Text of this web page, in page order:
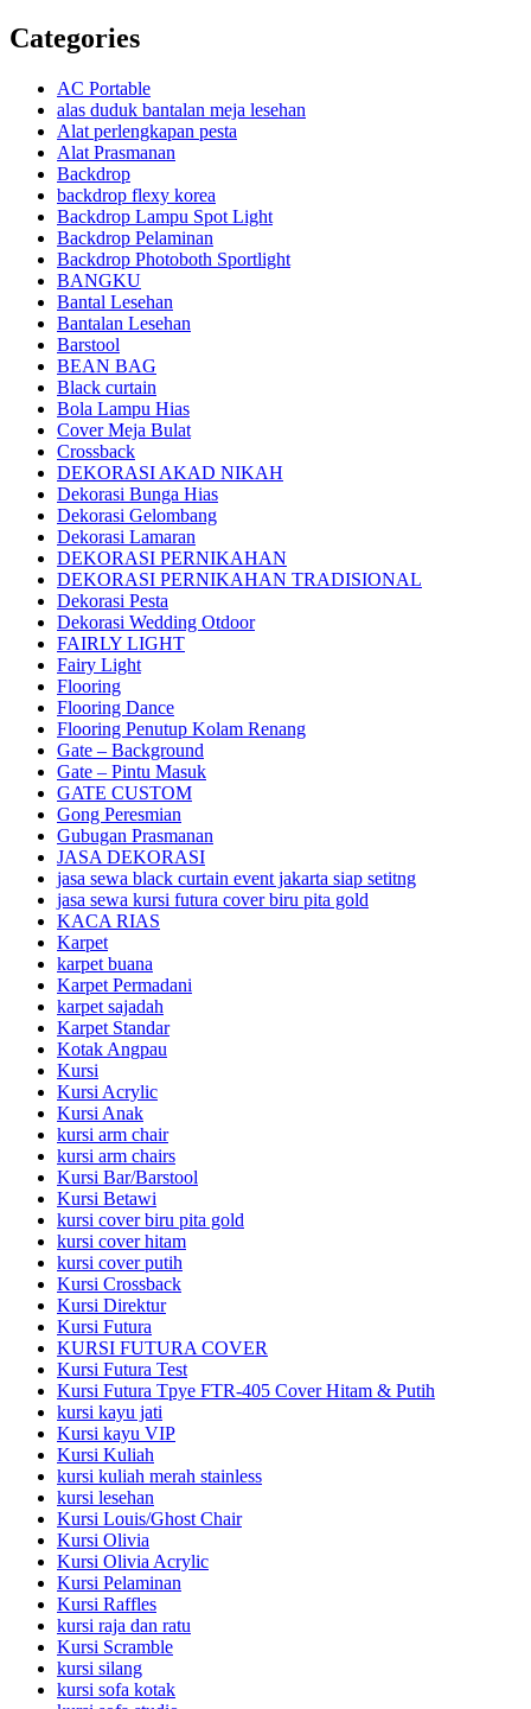
Categories
AC Portable
alas duduk bantalan meja lesehan
Alat perlengkapan pesta
Alat Prasmanan
Backdrop
backdrop flexy korea
Backdrop Lampu Spot Light
Backdrop Pelaminan
Backdrop Photoboth Sportlight
BANGKU
Bantal Lesehan
Bantalan Lesehan
Barstool
BEAN BAG
Black curtain
Bola Lampu Hias
Cover Meja Bulat
Crossback
DEKORASI AKAD NIKAH
Dekorasi Bunga Hias
Dekorasi Gelombang
Dekorasi Lamaran
DEKORASI PERNIKAHAN
DEKORASI PERNIKAHAN TRADISIONAL
Dekorasi Pesta
Dekorasi Wedding Otdoor
FAIRLY LIGHT
Fairy Light
Flooring
Flooring Dance
Flooring Penutup Kolam Renang
Gate – Background
Gate – Pintu Masuk
GATE CUSTOM
Gong Peresmian
Gubugan Prasmanan
JASA DEKORASI
jasa sewa black curtain event jakarta siap setitng
jasa sewa kursi futura cover biru pita gold
KACA RIAS
Karpet
karpet buana
Karpet Permadani
karpet sajadah
Karpet Standar
Kotak Angpau
Kursi
Kursi Acrylic
Kursi Anak
kursi arm chair
kursi arm chairs
Kursi Bar/Barstool
Kursi Betawi
kursi cover biru pita gold
kursi cover hitam
kursi cover putih
Kursi Crossback
Kursi Direktur
Kursi Futura
KURSI FUTURA COVER
Kursi Futura Test
Kursi Futura Tpye FTR-405 Cover Hitam & Putih
kursi kayu jati
Kursi kayu VIP
Kursi Kuliah
kursi kuliah merah stainless
kursi lesehan
Kursi Louis/Ghost Chair
Kursi Olivia
Kursi Olivia Acrylic
Kursi Pelaminan
Kursi Raffles
kursi raja dan ratu
Kursi Scramble
kursi silang
kursi sofa kotak